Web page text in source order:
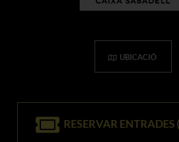
UBICACIÓ
RESERVAR ENTRADES